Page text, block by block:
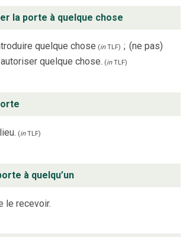
la porte à quelque chose
quelque chose (inTLF) ; (ne pas)
quelque chose. (inTLF)
(inTLF)
à quelqu’un
le recevoir.